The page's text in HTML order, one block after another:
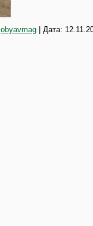
obyavmag | Дата: